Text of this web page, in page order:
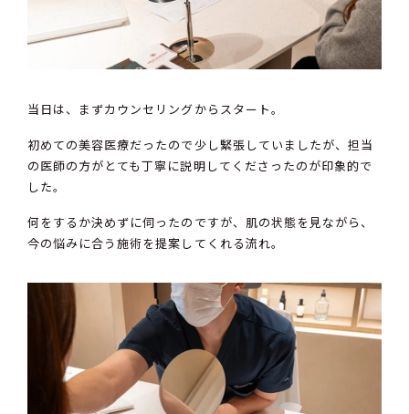
当日は、まずカウンセリングからスタート。
初めての美容医療だったので少し緊張していましたが、担当
の医師の方がとても丁寧に説明してくださったのが印象的で
した。
何をするか決めずに伺ったのですが、肌の状態を見ながら、
今の悩みに合う施術を提案してくれる流れ。